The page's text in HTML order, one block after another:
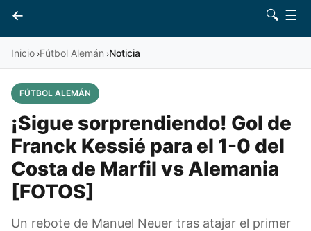
←
Vives 🔍 ☰
Inicio ›Fútbol Alemán ›Noticia
FÚTBOL ALEMÁN
¡Sigue sorprendiendo! Gol de
Franck Kessié para el 1-0 del
Costa de Marfil vs Alemania
[FOTOS]
Un rebote de Manuel Neuer tras atajar el primer